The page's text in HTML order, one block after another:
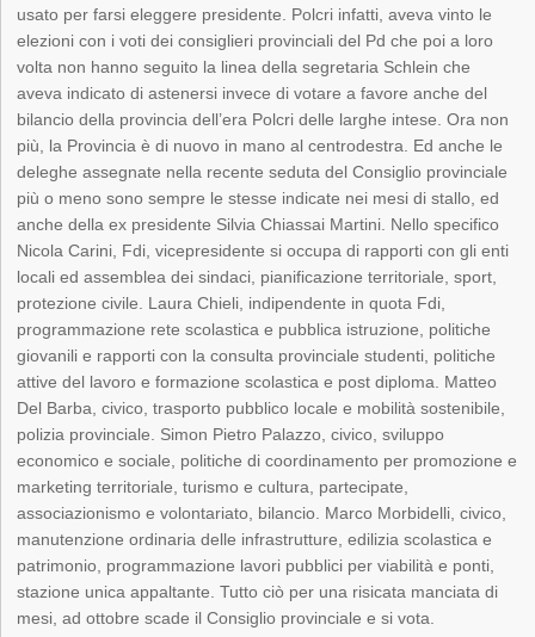
usato per farsi eleggere presidente. Polcri infatti, aveva vinto le
elezioni con i voti dei consiglieri provinciali del Pd che poi a loro
volta non hanno seguito la linea della segretaria Schlein che
aveva indicato di astenersi invece di votare a favore anche del
bilancio della provincia dell’era Polcri delle larghe intese. Ora non
più, la Provincia è di nuovo in mano al centrodestra. Ed anche le
deleghe assegnate nella recente seduta del Consiglio provinciale
più o meno sono sempre le stesse indicate nei mesi di stallo, ed
anche della ex presidente Silvia Chiassai Martini. Nello specifico
Nicola Carini, Fdi, vicepresidente si occupa di rapporti con gli enti
locali ed assemblea dei sindaci, pianificazione territoriale, sport,
protezione civile. Laura Chieli, indipendente in quota Fdi,
programmazione rete scolastica e pubblica istruzione, politiche
giovanili e rapporti con la consulta provinciale studenti, politiche
attive del lavoro e formazione scolastica e post diploma. Matteo
Del Barba, civico, trasporto pubblico locale e mobilità sostenibile,
polizia provinciale. Simon Pietro Palazzo, civico, sviluppo
economico e sociale, politiche di coordinamento per promozione e
marketing territoriale, turismo e cultura, partecipate,
associazionismo e volontariato, bilancio. Marco Morbidelli, civico,
manutenzione ordinaria delle infrastrutture, edilizia scolastica e
patrimonio, programmazione lavori pubblici per viabilità e ponti,
stazione unica appaltante. Tutto ciò per una risicata manciata di
mesi, ad ottobre scade il Consiglio provinciale e si vota.